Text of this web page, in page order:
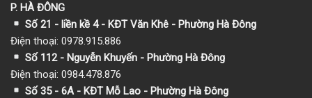
P. HÀ ĐÔNG
Số 21 - liền kề 4 - KĐT Văn Khê - Phường Hà Đông
Điện thoại: 0978.915.886
Số 112 - Nguyễn Khuyến - Phường Hà Đông
Điện thoại: 0984.478.876
Số 35 - 6A - KĐT Mỗ Lao - Phường Hà Đông